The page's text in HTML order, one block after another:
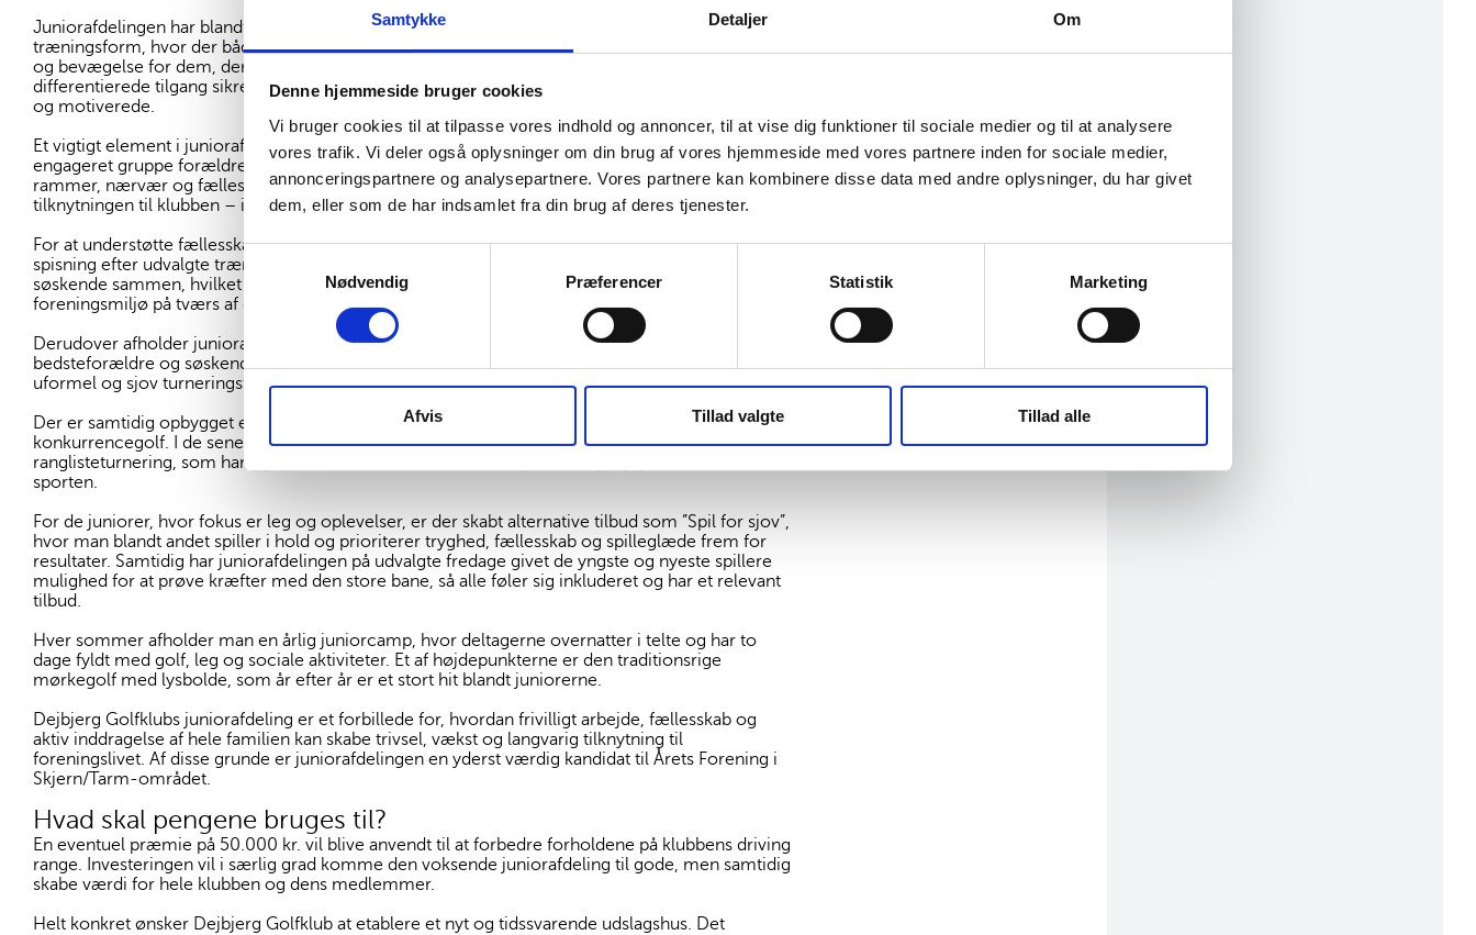
Samtykke Detaljer Om
Denne hjemmeside bruger cookies
Vi bruger cookies til at tilpasse vores indhold og annoncer, til at vise dig funktioner til sociale medier og til at analysere
vores trafik. Vi deler også oplysninger om din brug af vores hjemmeside med vores partnere inden for sociale medier,
annonceringspartnere og analysepartnere. Vores partnere kan kombinere disse data med andre oplysninger, du har givet
dem, eller som de har indsamlet fra din brug af deres tjenester.
Samtykkevalg
Nødvendig
Præferencer Statistik Marketing
Afvis Tillad valgte Tillad alle
Juniorafdelingen har blandt andet udvidet træningstiden og skabt en mere struktureret
træningsform, hvor der både er plads til teknisk udvikling for de ambitiøse juniorer og sjov, leg
og bevægelse for dem, der primært ønsker fællesskab og glæde ved sporten. Denne
differentierede tilgang sikrer, at alle juniorer – uanset niveau og ambitioner – føler sig velkomne
og motiverede.
Et vigtigt element i juniorafdelingens succes er den aktive inddragelse af forældrene. En
engageret gruppe forældre bidrager frivilligt ved træningen og er med til at skabe trygge
rammer, nærvær og fællesskab omkring juniorerne. Dette styrker både sammenholdet og
tilknytningen til klubben – ikke kun for børnene, men for hele familien.
For at understøtte fællesskabet yderligere har juniorafdelingen de seneste to år afholdt fælles
spisning efter udvalgte træningsgange. Her spiser juniorer, forældre, bedsteforældre og
søskende sammen, hvilket har bidraget til et stærkt socialt bånd og et inkluderende
foreningsmiljø på tværs af generationer.
Derudover afholder juniorafdelingen to gange årligt en familieturnering, hvor forældre,
bedsteforældre og søskende inviteres til at deltage. Her spilles der juniorer mod voksne i en
uformel og sjov turneringsform, som skaber smil, gode oplevelser og stærke relationer.
Der er samtidig opbygget et stærkt socialt fællesskab blandt de juniorer, der har lyst til
konkurrencegolf. I de seneste tre år har juniorafdelingen derfor afholdt deres egen interne
ranglisteturnering, som har styrket både sammenhold, sportslig udvikling og lysten til at blive i
sporten.
For de juniorer, hvor fokus er leg og oplevelser, er der skabt alternative tilbud som ”Spil for sjov”,
hvor man blandt andet spiller i hold og prioriterer tryghed, fællesskab og spilleglæde frem for
resultater. Samtidig har juniorafdelingen på udvalgte fredage givet de yngste og nyeste spillere
mulighed for at prøve kræfter med den store bane, så alle føler sig inkluderet og har et relevant
tilbud.
Hver sommer afholder man en årlig juniorcamp, hvor deltagerne overnatter i telte og har to
dage fyldt med golf, leg og sociale aktiviteter. Et af højdepunkterne er den traditionsrige
mørkegolf med lysbolde, som år efter år er et stort hit blandt juniorerne.
Dejbjerg Golfklubs juniorafdeling er et forbillede for, hvordan frivilligt arbejde, fællesskab og
aktiv inddragelse af hele familien kan skabe trivsel, vækst og langvarig tilknytning til
foreningslivet. Af disse grunde er juniorafdelingen en yderst værdig kandidat til Årets Forening i
Skjern/Tarm-området.
Hvad skal pengene bruges til?
En eventuel præmie på 50.000 kr. vil blive anvendt til at forbedre forholdene på klubbens driving
range. Investeringen vil i særlig grad komme den voksende juniorafdeling til gode, men samtidig
skabe værdi for hele klubben og dens medlemmer.
Helt konkret ønsker Dejbjerg Golfklub at etablere et nyt og tidssvarende udslagshus. Det